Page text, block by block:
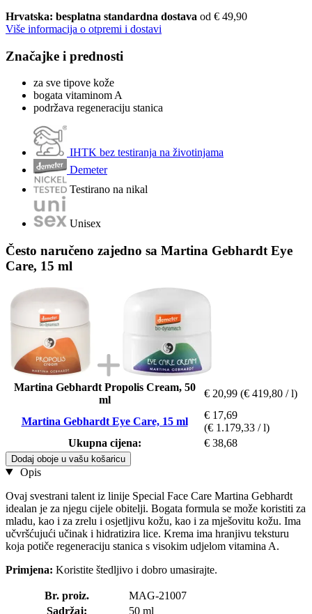
Hrvatska: besplatna standardna dostava od € 49,90
Više informacija o otpremi i dostavi
Značajke i prednosti
za sve tipove kože
bogata vitaminom A
podržava regeneraciju stanica
IHTK bez testiranja na životinjama
Demeter
Testirano na nikal
Unisex
Često naručeno zajedno sa Martina Gebhardt Eye
Care, 15 ml
Martina Gebhardt Propolis Cream, 50
ml
€ 20,99 (€ 419,80 / l)
Martina Gebhardt Eye Care, 15 ml
€ 17,69
(€ 1.179,33 / l)
Ukupna cijena:
€ 38,68
Dodaj oboje u vašu košaricu
Opis
Ovaj svestrani talent iz linije Special Face Care Martina Gebhardt
idealan je za njegu cijele obitelji. Bogata formula se može koristiti za
mladu, kao i za zrelu i osjetljivu kožu, kao i za mješovitu kožu. Ima
učvršćujući učinak i hidratizira lice. Krema ima hranjivu teksturu
koja potiče regeneraciju stanica s visokim udjelom vitamina A.
Primjena: Koristite štedljivo i dobro umasirajte.
Br. proiz.
MAG-21007
Sadržaj:
50 ml